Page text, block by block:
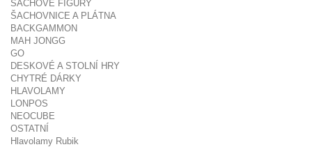
ŠACHOVÉ FIGURY
ŠACHOVNICE A PLÁTNA
BACKGAMMON
MAH JONGG
GO
DESKOVÉ A STOLNÍ HRY
CHYTRÉ DÁRKY
HLAVOLAMY
LONPOS
NEOCUBE
OSTATNÍ
Hlavolamy Rubik